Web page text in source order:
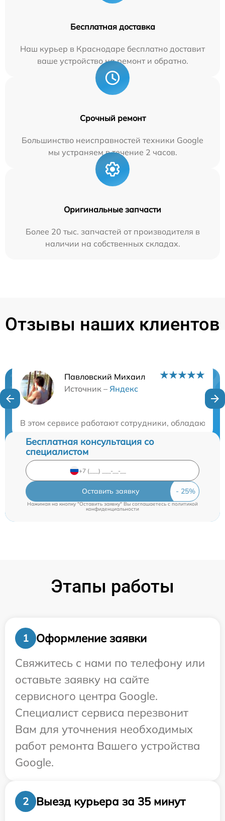
Бесплатная доставка
Наш курьер в Краснодаре бесплатно доставит
ваше устройство на ремонт и обратно.
Срочный ремонт
Большинство неисправностей техники Google
мы устраняем в течение 2 часов.
Оригинальные запчасти
Более 20 тыс. запчастей от производителя в
наличии на собственных складах.
Отзывы наших клиентов
Павловский Михаил
Источник – Яндекс
В этом сервисе работают сотрудники,
Нужна консультация?
Бесплатная консультация со
специалистом
Оставить заявку
Нажимая на кнопку "Оставить заявку" Вы соглашаетесь c политикой
конфиденциальности
Этапы работы
1
Оформление заявки
Свяжитесь с нами по телефону или
оставьте заявку на сайте
сервисного центра Google.
Специалист сервиса перезвонит
Вам для уточнения необходимых
работ ремонта Вашего устройства
Google.
2
Выезд курьера за 35 минут